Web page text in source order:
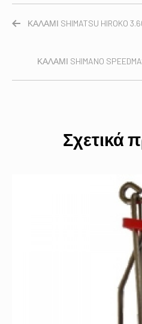
ΚΑΛΑΜΙ SHIMATSU HIROKO
ΚΑΛΑΜΙ SHIMANO
Σχετικά